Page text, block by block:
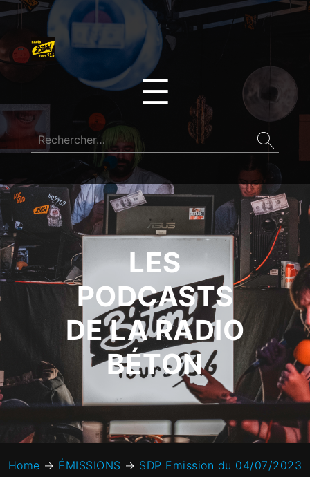
☰
LES
PODCASTS
DE LA RADIO
BÉTON
Home → ÉMISSIONS → SDP Emission du 04/07/2023